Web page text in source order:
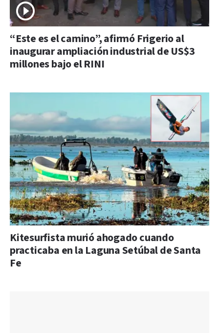
“Este es el camino”, afirmó Frigerio al
inaugurar ampliación industrial de US$3
millones bajo el RINI
Kitesurfista murió ahogado cuando
practicaba en la Laguna Setúbal de Santa
Fe